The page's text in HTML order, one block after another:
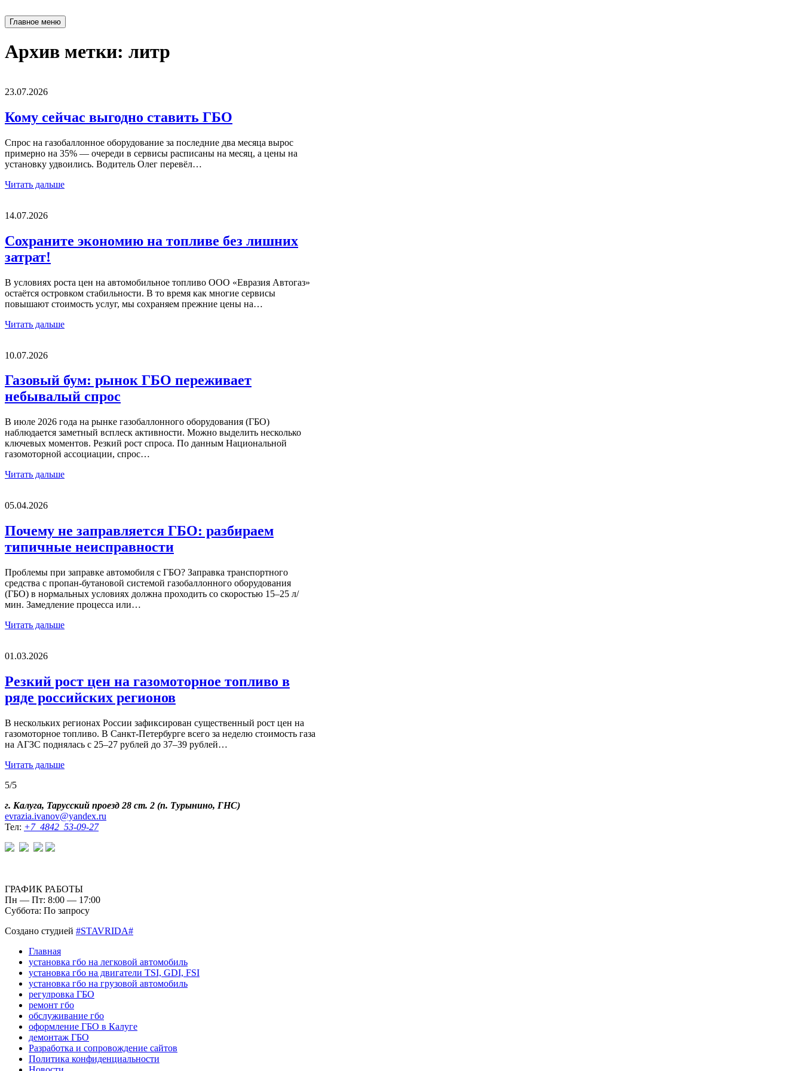
Главное меню
Архив метки: литр
23.07.2026
Кому сейчас выгодно ставить ГБО
Спрос на газобаллонное оборудование за последние два месяца вырос
примерно на 35% — очереди в сервисы расписаны на месяц, а цены на
установку удвоились. Водитель Олег перевёл…
Читать дальше
14.07.2026
Сохраните экономию на топливе без лишних
затрат!
В условиях роста цен на автомобильное топливо ООО «Евразия Автогаз»
остаётся островком стабильности. В то время как многие сервисы
повышают стоимость услуг, мы сохраняем прежние цены на…
Читать дальше
10.07.2026
Газовый бум: рынок ГБО переживает
небывалый спрос
В июле 2026 года на рынке газобаллонного оборудования (ГБО)
наблюдается заметный всплеск активности. Можно выделить несколько
ключевых моментов. Резкий рост спроса. По данным Национальной
газомоторной ассоциации, спрос…
Читать дальше
05.04.2026
Почему не заправляется ГБО: разбираем
типичные неисправности
Проблемы при заправке автомобиля с ГБО? Заправка транспортного
средства с пропан‑бутановой системой газобаллонного оборудования
(ГБО) в нормальных условиях должна проходить со скоростью 15–25 л/
мин. Замедление процесса или…
Читать дальше
01.03.2026
Резкий рост цен на газомоторное топливо в
ряде российских регионов
В нескольких регионах России зафиксирован существенный рост цен на
газомоторное топливо. В Санкт‑Петербурге всего за неделю стоимость газа
на АГЗС поднялась с 25–27 рублей до 37–39 рублей…
Читать дальше
5/5
г. Калуга, Тарусский проезд 28 ст. 2 (п. Турынино, ГНС)
evrazia.ivanov@yandex.ru
Тел: +7 4842 53-09-27
ГРАФИК РАБОТЫ
Пн — Пт: 8:00 — 17:00
Суббота: По запросу
Создано студией #STAVRIDA#
Главная
установка гбо на легковой автомобиль
установка гбо на двигатели TSI, GDI, FSI
установка гбо на грузовой автомобиль
регулровка ГБО
ремонт гбо
обслуживание гбо
оформление ГБО в Калуге
демонтаж ГБО
Разработка и сопровождение сайтов
Политика конфиденциальности